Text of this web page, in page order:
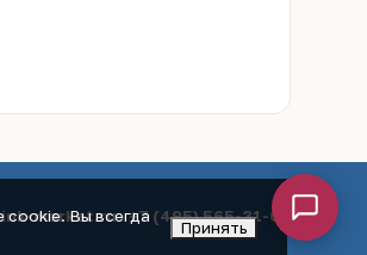
market.ru·+7 (495) 565-31-09
cookie. Вы всегда
Принять